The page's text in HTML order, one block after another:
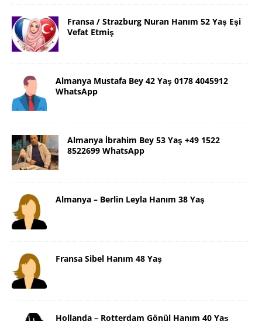
Fransa / Strazburg Nuran Hanım 52 Yaş Eşi
Vefat Etmiş
Almanya Mustafa Bey 42 Yaş 0178 4045912
WhatsApp
Almanya İbrahim Bey 53 Yaş +49 1522
8522699 WhatsApp
Almanya – Berlin Leyla Hanım 38 Yaş
Fransa Sibel Hanım 48 Yaş
Hollanda – Rotterdam Gönül Hanım 40 Yaş